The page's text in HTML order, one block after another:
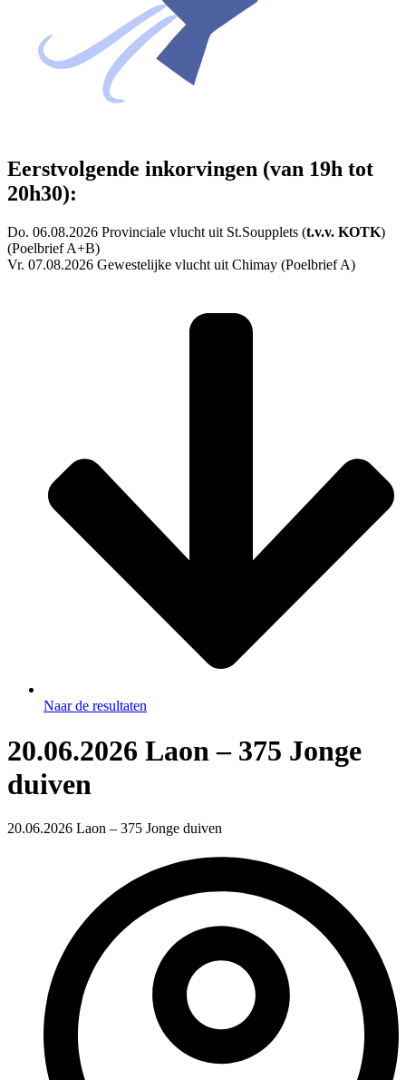
Eerstvolgende inkorvingen (van 19h tot
20h30):
Do. 06.08.2026 Provinciale vlucht uit St.Soupplets (t.v.v. KOTK)
(Poelbrief A+B)
Vr. 07.08.2026 Gewestelijke vlucht uit Chimay (Poelbrief A)
Naar de resultaten
20.06.2026 Laon – 375 Jonge
duiven
20.06.2026 Laon – 375 Jonge duiven